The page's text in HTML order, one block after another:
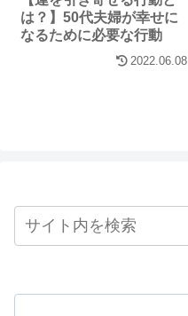
は？】50代夫婦が幸せに
なるために必要な行動￼
2022.06.08